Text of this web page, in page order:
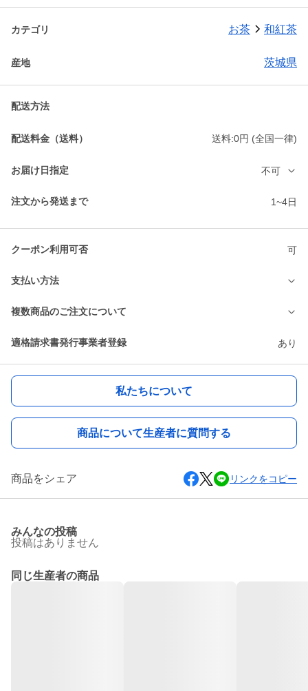
カテゴリ お茶 和紅茶
産地 茨城県
配送方法
配送料金（送料） 送料:0円 (全国一律)
お届け日指定 不可
注文から発送まで 1~4日
クーポン利用可否 可
支払い方法
複数商品のご注文について
適格請求書発行事業者登録 あり
私たちについて
商品について生産者に質問する
商品をシェア リンクをコピー
みんなの投稿
投稿はありません
同じ生産者の商品